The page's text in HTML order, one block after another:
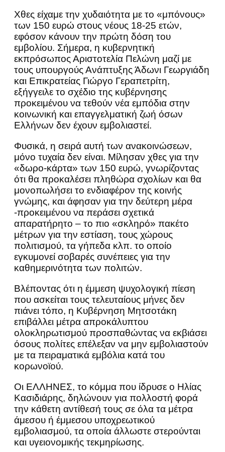
Χθες είχαμε την χυδαιότητα με το «μπόνους»
των 150 ευρώ στους νέους 18-25 ετών,
εφόσον κάνουν την πρώτη δόση του
εμβολίου. Σήμερα, η κυβερνητική
εκπρόσωπος Αριστοτελία Πελώνη μαζί με
τους υπουργούς Ανάπτυξης Άδωνι Γεωργιάδη
και Επικρατείας Γιώργο Γεραπετρίτη,
εξήγγειλε το σχέδιο της κυβέρνησης
προκειμένου να τεθούν νέα εμπόδια στην
κοινωνική και επαγγελματική ζωή όσων
Ελλήνων δεν έχουν εμβολιαστεί.
Φυσικά, η σειρά αυτή των ανακοινώσεων,
μόνο τυχαία δεν είναι. Μίλησαν χθες για την
«δωρο-κάρτα» των 150 ευρώ, γνωρίζοντας
ότι θα προκαλέσει πληθώρα σχολίων και θα
μονοπωλήσει το ενδιαφέρον της κοινής
γνώμης, και άφησαν για την δεύτερη μέρα
-προκειμένου να περάσει σχετικά
απαρατήρητο – το πιο «σκληρό» πακέτο
μέτρων για την εστίαση, τους χώρους
πολιτισμού, τα γήπεδα κλπ. το οποίο
εγκυμονεί σοβαρές συνέπειες για την
καθημερινότητα των πολιτών.
Βλέποντας ότι η έμμεση ψυχολογική πίεση
που ασκείται τους τελευταίους μήνες δεν
πιάνει τόπο, η Κυβέρνηση Μητσοτάκη
επιβάλλει μέτρα απροκάλυπτου
ολοκληρωτισμού προσπαθώντας να εκβιάσει
όσους πολίτες επέλεξαν να μην εμβολιαστούν
με τα πειραματικά εμβόλια κατά του
κορωνοϊού.
Οι ΕΛΛΗΝΕΣ, το κόμμα που ίδρυσε ο Ηλίας
Κασιδιάρης, δηλώνουν για πολλοστή φορά
την κάθετη αντίθεσή τους σε όλα τα μέτρα
άμεσου ή έμμεσου υποχρεωτικού
εμβολιασμού, τα οποία άλλωστε στερούνται
και υγειονομικής τεκμηρίωσης.